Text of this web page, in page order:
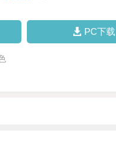
PC下载